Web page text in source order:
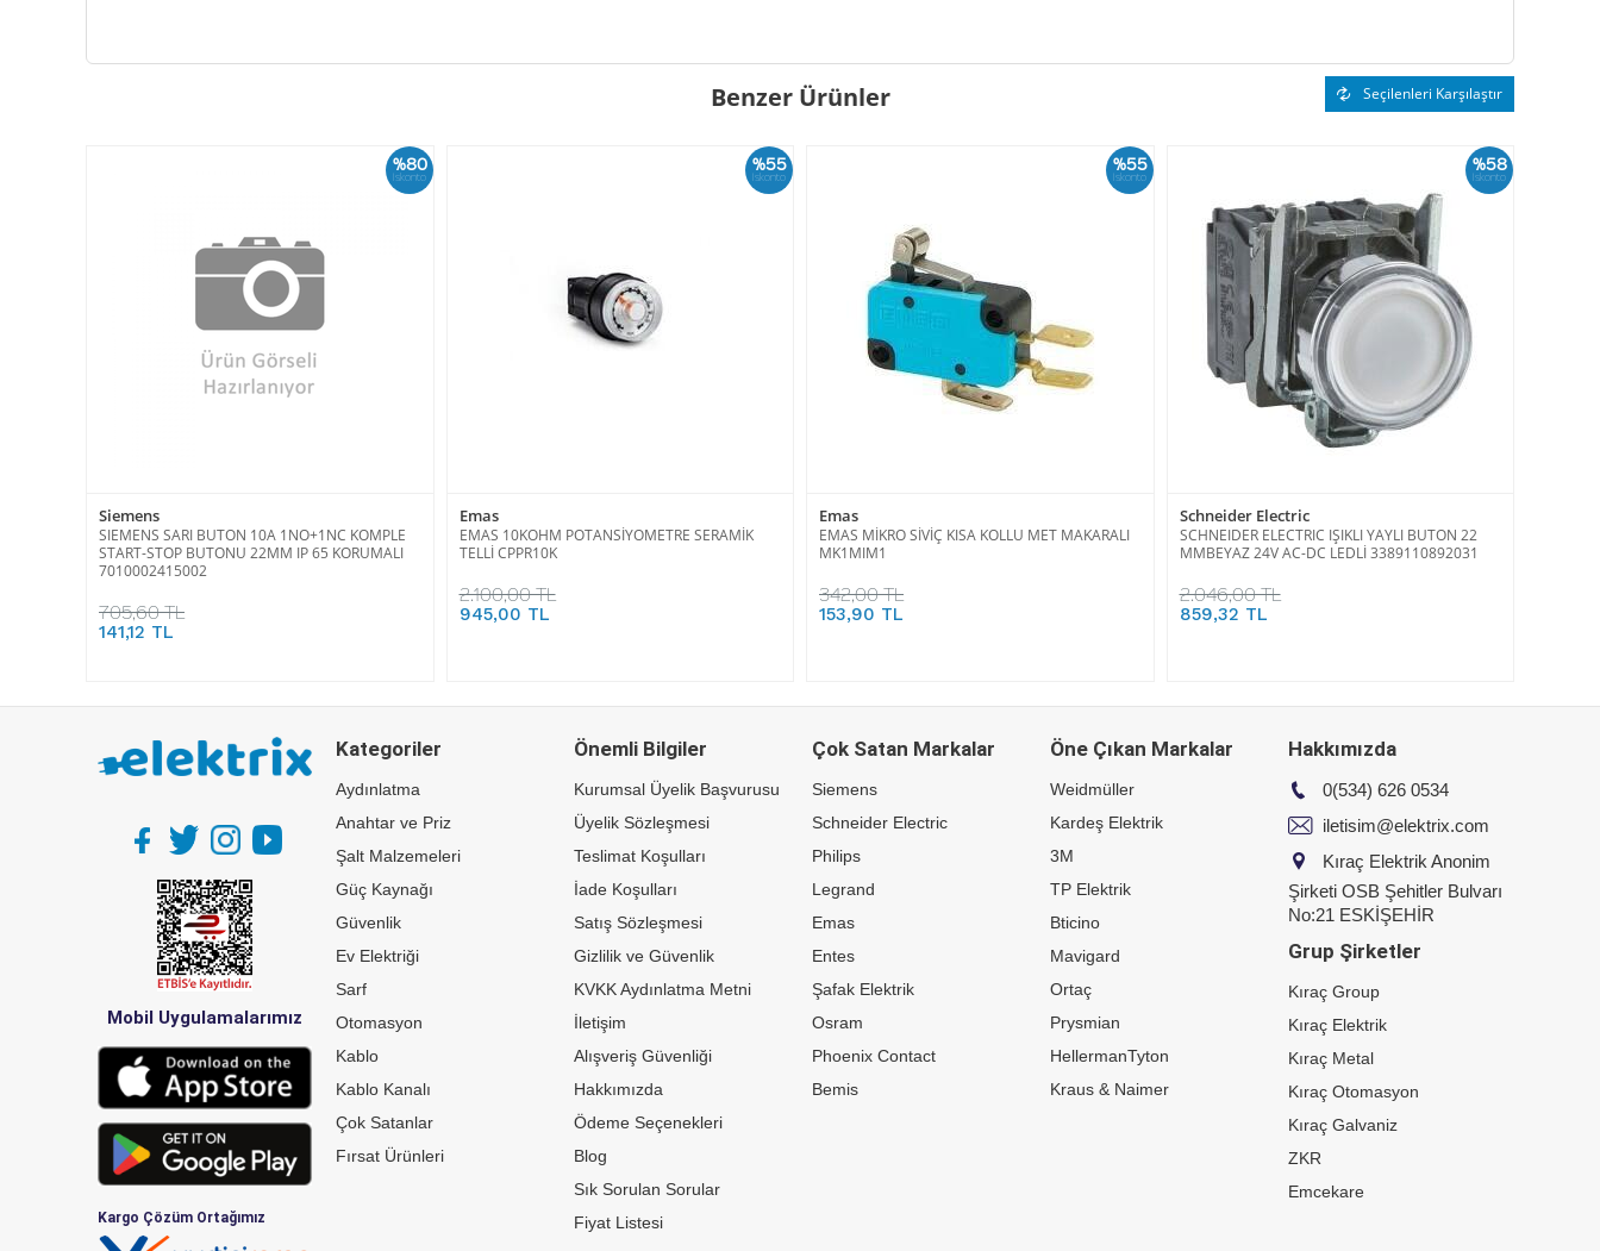
Benzer Ürünler Seçilenleri Karşılaştır
%80
İskonto
Siemens
SIEMENS SARI BUTON 10A 1NO+1NC KOMPLE
START-STOP BUTONU 22MM IP 65 KORUMALI
7010002415002
705,60 TL
141,12 TL
%55
İskonto
Emas
EMAS 10KOHM POTANSİYOMETRE SERAMİK
TELLİ CPPR10K
2.100,00 TL
945,00 TL
%55
İskonto
Emas
EMAS MİKRO SİVİÇ KISA KOLLU MET MAKARALI
MK1MIM1
342,00 TL
153,90 TL
%58
İskonto
Schneider Electric
SCHNEIDER ELECTRIC IŞIKLI YAYLI BUTON 22
MMBEYAZ 24V AC-DC LEDLİ 3389110892031
2.046,00 TL
859,32 TL
Mobil Uygulamalarımız
Kargo Çözüm Ortağımız
Kategoriler
Aydınlatma
Anahtar ve Priz
Şalt Malzemeleri
Güç Kaynağı
Güvenlik
Ev Elektriği
Sarf
Otomasyon
Kablo
Kablo Kanalı
Çok Satanlar
Fırsat Ürünleri
Önemli Bilgiler
Kurumsal Üyelik Başvurusu
Üyelik Sözleşmesi
Teslimat Koşulları
İade Koşulları
Satış Sözleşmesi
Gizlilik ve Güvenlik
KVKK Aydınlatma Metni
İletişim
Alışveriş Güvenliği
Hakkımızda
Ödeme Seçenekleri
Blog
Sık Sorulan Sorular
Fiyat Listesi
Çok Satan Markalar
Siemens
Schneider Electric
Philips
Legrand
Emas
Entes
Şafak Elektrik
Osram
Phoenix Contact
Bemis
Öne Çıkan Markalar
Weidmüller
Kardeş Elektrik
3M
TP Elektrik
Bticino
Mavigard
Ortaç
Prysmian
HellermanTyton
Kraus & Naimer
Hakkımızda
0(534) 626 0534
iletisim@elektrix.com
Kıraç Elektrik Anonim
Şirketi OSB Şehitler Bulvarı
No:21 ESKİŞEHİR
Grup Şirketler
Kıraç Group
Kıraç Elektrik
Kıraç Metal
Kıraç Otomasyon
Kıraç Galvaniz
ZKR
Emcekare